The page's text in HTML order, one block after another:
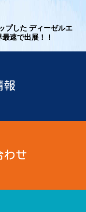
プした ディーゼルエ
速で出展！！
報
わせ